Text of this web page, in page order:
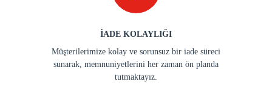
İADE KOLAYLIĞI
Müşterilerimize kolay ve sorunsuz bir iade süreci
sunarak, memnuniyetlerini her zaman ön planda
tutmaktayız.